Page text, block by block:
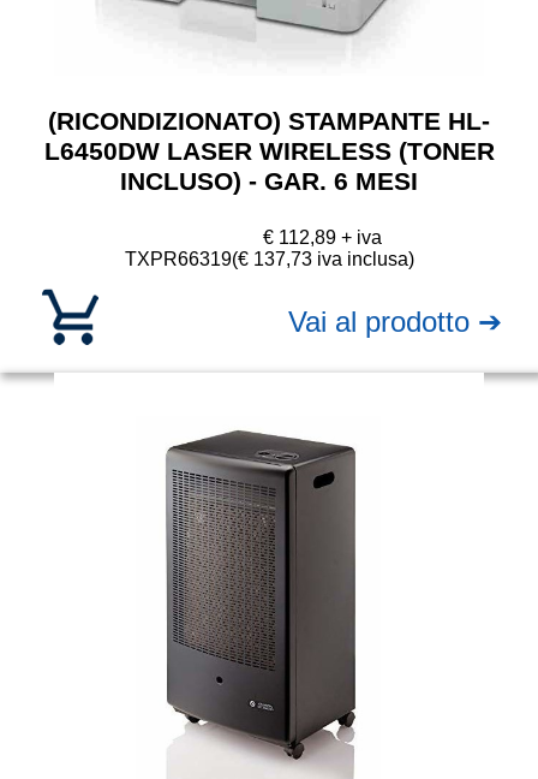
(RICONDIZIONATO) STAMPANTE HL-
L6450DW LASER WIRELESS (TONER
INCLUSO) - GAR. 6 MESI
TXPR66319
€ 112,89 + iva
(€ 137,73 iva inclusa)
Vai al prodotto ➔